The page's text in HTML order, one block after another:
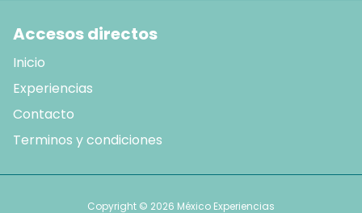
Accesos directos
Inicio
Experiencias
Contacto
Terminos y condiciones
Copyright © 2026 México Experiencias